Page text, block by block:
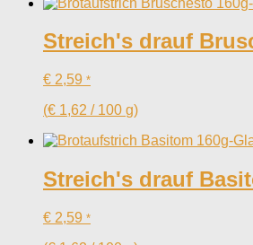
Streich's drauf
€ 2,59 *
(€ 1,62 / 100 g)
Streich's drauf
€ 2,59 *